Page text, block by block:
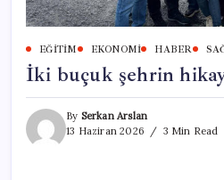
EĞITIM EKONOMI HABER
İki buçuk şehrin
By Serkan Arslan
13 Haziran 2026
3 Min Read